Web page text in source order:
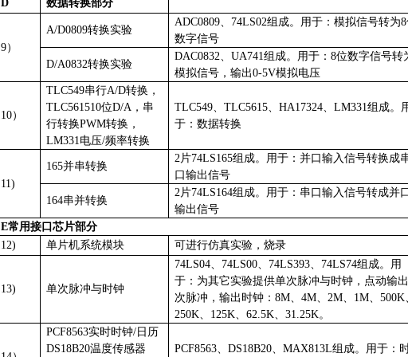
D
数据转换部分
9）
A/D0809转换实验
ADC0809、74LS02组成。用于：模拟信号转为8
数字信号
D/A0832转换实验
DAC0832、UA741组成。用于：8位数字信号转
模拟信号，输出0-5V模拟电压
10）
TLC549串行A/D转换，
TLC561510位D/A，串
行转换PWM转换，
LM331电压/频率转换
TLC549、TLC5615、HA17324、LM331组成。
于：数据转换
11)
165并串转换
2片74LS165组成。用于：并口输入信号转换成
口输出信号
164串并转换
2片74LS164组成。用于：串口输入信号转成并口
输出信号
E常用接口芯片部分
12)
单片机系统模块 可进行仿真实验，烧录
13) 单次脉冲与时钟
74LS04、74LS00、74LS393、74LS74组成。用
于：为其它实验提供单次脉冲与时钟，点动输
次脉冲，输出时钟：8M、4M、2M、1M、500K
250K、125K、62.5K、31.25K。
PCF8563实时时钟/日历
DS18B20温度传感器
PCF8563、DS18B20、MAX813L组成。用于：